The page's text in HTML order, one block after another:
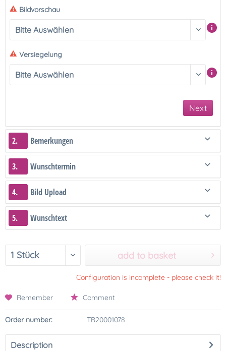
Bildvorschau
Versiegelung
Next
2. Bemerkungen
3. Wunschtermin
4. Bild Upload
5. Wunschtext
add to basket
Configuration is incomplete - please check it!
Remember Comment
Order number: TB20001078
Description